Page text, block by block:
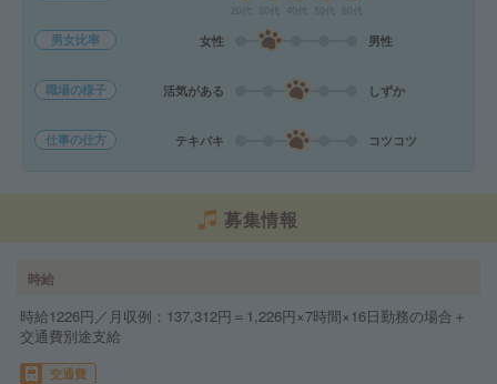
男女比率 女性 男性
職場の様子 活気がある しずか
仕事の仕方 テキパキ コツコツ
募集情報
時給
時給1226円／月収例：137,312円＝1,226円×7時間×16日勤務の場合＋
交通費別途支給
交通費